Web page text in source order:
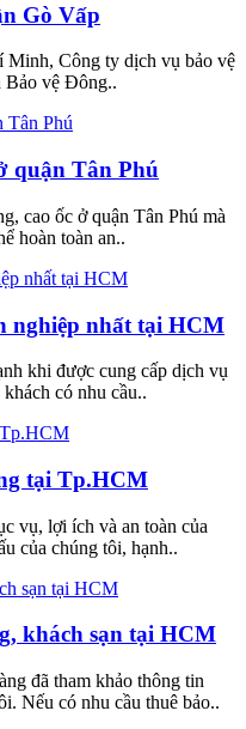
Gò Vấp
Minh, Công ty dịch vụ bảo vệ
Bảo vệ Đông..
quận Tân Phú
cao ốc ở quận Tân Phú mà
hoàn toàn an..
nghiệp nhất tại HCM
khi được cung cấp dịch vụ
có nhu cầu..
tại Tp.HCM
vụ, lợi ích và an toàn của
của chúng tôi, hạnh..
khách sạn tại HCM
đã tham khảo thông tin
Nếu có nhu cầu thuê bảo..